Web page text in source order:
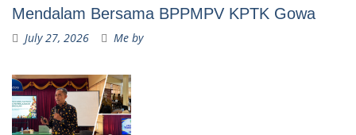
Mendalam Bersama BPPMPV KPTK Gowa
July 27, 2026 Me by